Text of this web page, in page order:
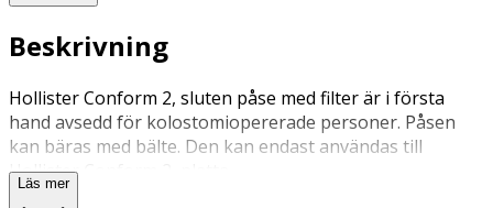
Beskrivning
Hollister Conform 2, sluten påse med filter är i första
hand avsedd för kolostomiopererade personer. Påsen
kan bäras med bälte. Den kan endast användas till
Hollister Conform 2, platta.
Läs mer